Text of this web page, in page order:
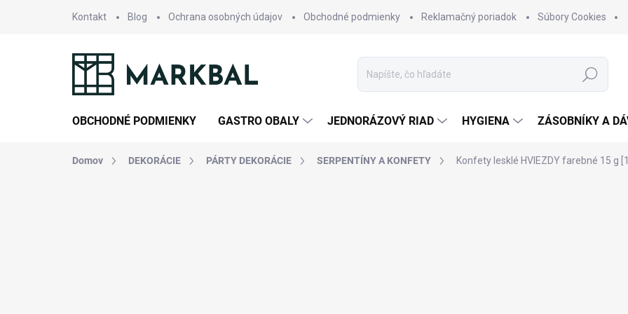
Kontakt Blog Ochrana osobných údajov Obchodné podmienky Reklamačný poriadok Súbory Cookies
Hľadať
OBCHODNÉ PODMIENKY GASTRO OBALY JEDNORÁZOVÝ RIAD HYGIENA ZÁSOBNÍKY A
Domov DEKORÁCIE PÁRTY DEKORÁCIE SERPENTÍNY A KONFETY Konfety lesklé HVIEZDY farebné 15 g [1